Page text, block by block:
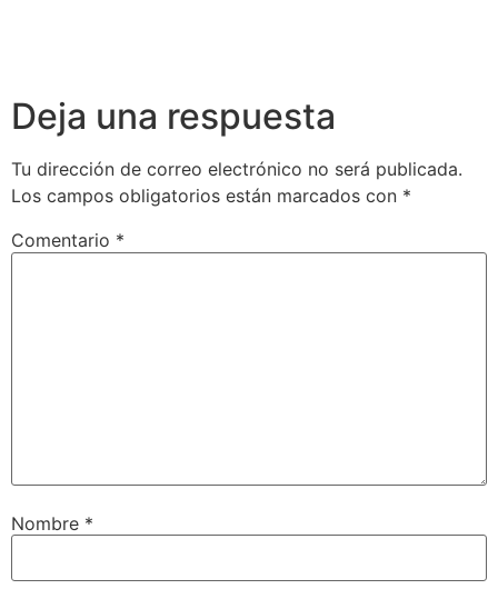
Deja una respuesta
Tu dirección de correo electrónico no será publicada.
Los campos obligatorios están marcados con *
Comentario *
Nombre *